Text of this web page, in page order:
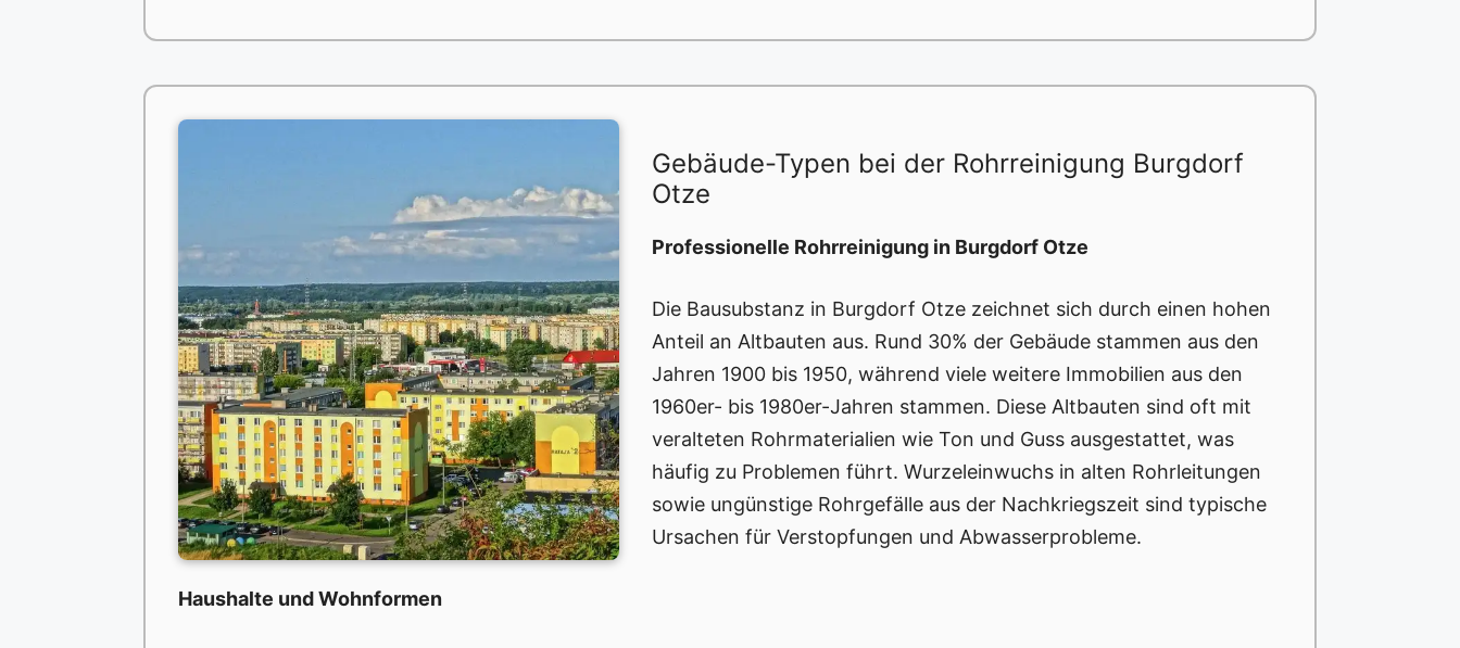
Gebäude-Typen bei der Rohrreinigung Burgdorf
Otze
Professionelle Rohrreinigung in Burgdorf Otze
Die Bausubstanz in Burgdorf Otze zeichnet sich durch einen hohen
Anteil an Altbauten aus. Rund 30% der Gebäude stammen aus den
Jahren 1900 bis 1950, während viele weitere Immobilien aus den
1960er- bis 1980er-Jahren stammen. Diese Altbauten sind oft mit
veralteten Rohrmaterialien wie Ton und Guss ausgestattet, was
häufig zu Problemen führt. Wurzeleinwuchs in alten Rohrleitungen
sowie ungünstige Rohrgefälle aus der Nachkriegszeit sind typische
Ursachen für Verstopfungen und Abwasserprobleme.
Haushalte und Wohnformen